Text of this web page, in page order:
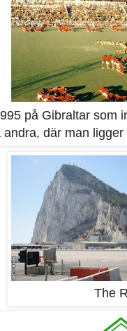
på Gibraltar som
där man
The